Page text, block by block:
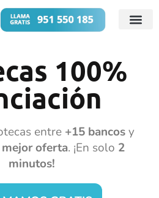
100%
entre +15 bancosy
oferta. ¡En solo 2
minutos!